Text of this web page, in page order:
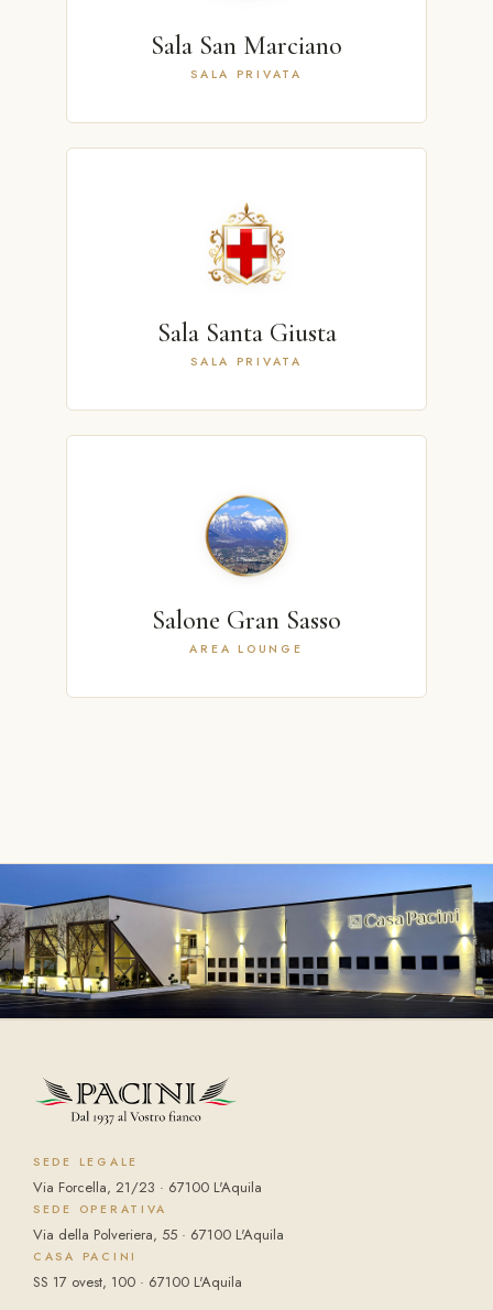
Sala San Marciano
SALA PRIVATA
Sala Santa Giusta
SALA PRIVATA
Salone Gran Sasso
AREA LOUNGE
SEDE LEGALE
Via Forcella, 21/23 · 67100 L'Aquila
SEDE OPERATIVA
Via della Polveriera, 55 · 67100 L'Aquila
CASA PACINI
SS 17 ovest, 100 · 67100 L'Aquila